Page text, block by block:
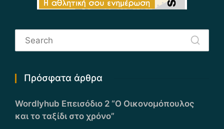
Πρόσφατα άρθρα
Wordlyhub Επεισόδιο 2 “Ο Οικονομόπουλος
και το ταξίδι στο χρόνο”